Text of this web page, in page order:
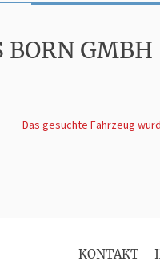
BORN GMBH
Das gesuchte Fahrzeug
KONTAKT